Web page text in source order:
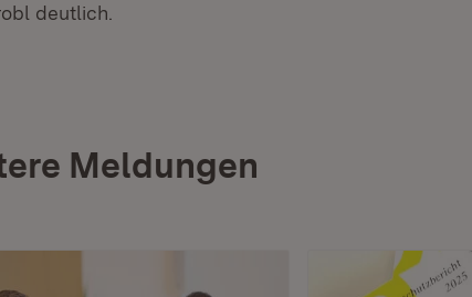
deutlich.
Meldungen